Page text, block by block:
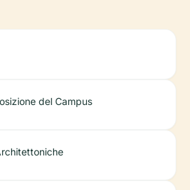
del Campus